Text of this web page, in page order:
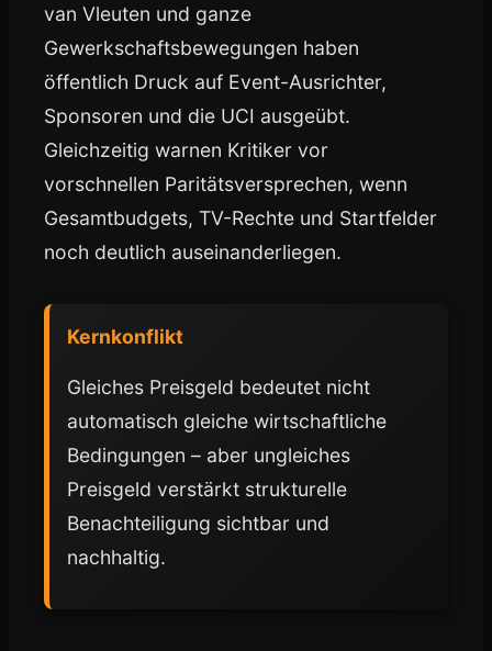
van Vleuten und ganze
Gewerkschaftsbewegungen haben
öffentlich Druck auf Event-Ausrichter,
Sponsoren und die UCI ausgeübt.
Gleichzeitig warnen Kritiker vor
vorschnellen Paritätsversprechen, wenn
Gesamtbudgets, TV-Rechte und Startfelder
noch deutlich auseinanderliegen.
Kernkonflikt
Gleiches Preisgeld bedeutet nicht
automatisch gleiche wirtschaftliche
Bedingungen – aber ungleiches
Preisgeld verstärkt strukturelle
Benachteiligung sichtbar und
nachhaltig.